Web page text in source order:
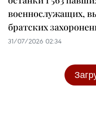
военнослужащих,
братских
31/07/2026 02:34